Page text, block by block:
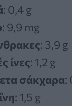
: 0,4 g
: 9,9 mg
: 3,9 g
ίνες: 1,2 g
σάκχαρα:
: 1,5 g